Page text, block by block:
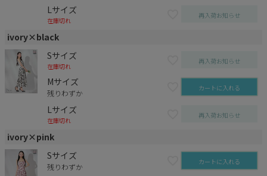
Lサイズ
在庫切れ
再入荷お知らせ
ivory×black
Sサイズ
在庫切れ
再入荷お知らせ
Mサイズ
残りわずか カートに入れる
Lサイズ
在庫切れ
再入荷お知らせ
ivory×pink
Sサイズ
残りわずか カートに入れる